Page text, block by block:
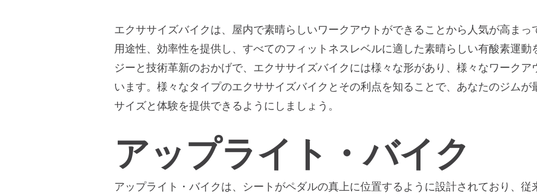
エクササイズバイクは、屋内で素晴らしいワークアウトができることから人気が高まっ
用途性、効率性を提供し、すべてのフィットネスレベルに適した素晴らしい有酸素運動
ジーと技術革新のおかげで、エクササイズバイクには様々な形があり、様々なワークア
います。様々なタイプのエクササイズバイクとその利点を知ることで、あなたのジム
サイズと体験を提供できるようにしましょう。
アップライト・バイク
アップライト・バイクは、シートがペダルの真上に位置するように設計されており、